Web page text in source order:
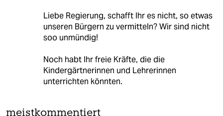
Liebe Regierung, schafft Ihr es nicht, so etwas
unseren Bürgern zu vermitteln? Wir sind nicht
soo unmündig!
Noch habt Ihr freie Kräfte, die die
Kindergärtnerinnen und Lehrerinnen
unterrichten könnten.
meistkommentiert